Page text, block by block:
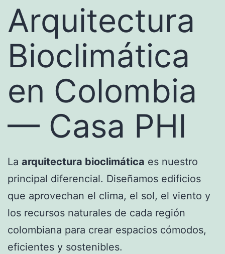
Arquitectura
Bioclimática
en Colombia
— Casa PHI
La arquitectura bioclimática es nuestro
principal diferencial. Diseñamos edificios
que aprovechan el clima, el sol, el viento y
los recursos naturales de cada región
colombiana para crear espacios cómodos,
eficientes y sostenibles.